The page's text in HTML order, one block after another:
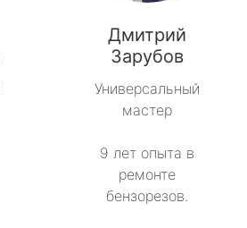
Дмитрий
Зарубов
Универсальный
мастер
9 лет опыта в
ремонте
бензорезов.